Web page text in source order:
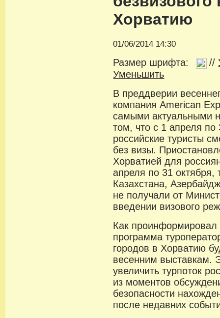
Хорватию
01/06/2014 14:30
Размер шрифта: //
Уменьшить
В преддверии
компания American
самыми актуальными
том, что с 1 апреля по
российские туристы
без визы.
Хорватией для
апреля по 31 октября,
Казахстана,
не получали от
введении визового
Как проинформировал
программа
городов в Хорватию
весенним выставкам.
увеличить турпоток
из моментов
безопасности
после недавних